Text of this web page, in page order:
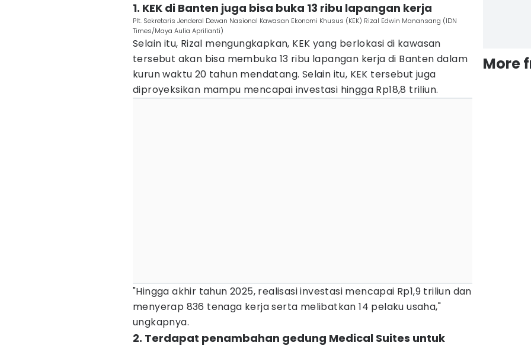
1. KEK di Banten juga bisa buka 13 ribu lapangan kerja
Plt. Sekretaris Jenderal Dewan Nasional Kawasan Ekonomi Khusus (KEK) Rizal Edwin Manansang (IDN
Times/Maya Aulia Aprilianti)
Selain itu, Rizal mengungkapkan, KEK yang berlokasi di kawasan
tersebut akan bisa membuka 13 ribu lapangan kerja di Banten dalam
kurun waktu 20 tahun mendatang. Selain itu, KEK tersebut juga
diproyeksikan mampu mencapai investasi hingga Rp18,8 triliun.
"Hingga akhir tahun 2025, realisasi investasi mencapai Rp1,9 triliun dan
menyerap 836 tenaga kerja serta melibatkan 14 pelaku usaha,"
ungkapnya.
2. Terdapat penambahan gedung Medical Suites untuk
More